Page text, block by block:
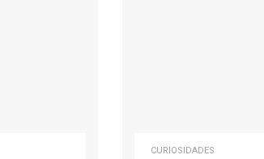
CURIOSIDADES